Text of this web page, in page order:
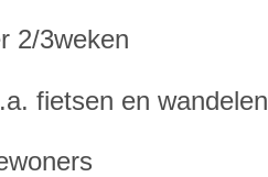
2/3weken
fietsen en wandelen